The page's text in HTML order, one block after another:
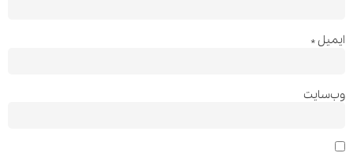
ایمیل*
وب‌سایت